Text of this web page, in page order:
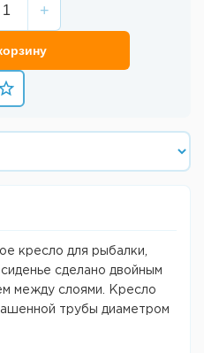
+
кресло для рыбалки,
сделано двойным
между слоями. Кресло
трубы диаметром